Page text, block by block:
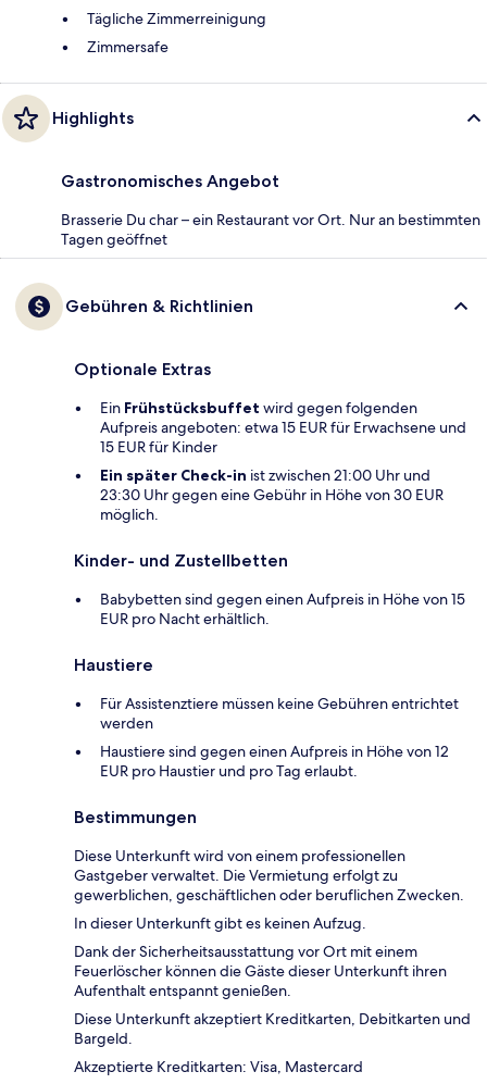
Tägliche Zimmerreinigung
Zimmersafe
Highlights
Gastronomisches Angebot
Brasserie Du char – ein Restaurant vor Ort. Nur an bestimmten
Tagen geöffnet
Gebühren & Richtlinien
Optionale Extras
Ein Frühstücksbuffet wird gegen folgenden
Aufpreis angeboten: etwa 15 EUR für Erwachsene und
15 EUR für Kinder
Ein später Check-in ist zwischen 21:00 Uhr und
23:30 Uhr gegen eine Gebühr in Höhe von 30 EUR
möglich.
Kinder- und Zustellbetten
Babybetten sind gegen einen Aufpreis in Höhe von 15
EUR pro Nacht erhältlich.
Haustiere
Für Assistenztiere müssen keine Gebühren entrichtet
werden
Haustiere sind gegen einen Aufpreis in Höhe von 12
EUR pro Haustier und pro Tag erlaubt.
Bestimmungen
Diese Unterkunft wird von einem professionellen
Gastgeber verwaltet. Die Vermietung erfolgt zu
gewerblichen, geschäftlichen oder beruflichen Zwecken.
In dieser Unterkunft gibt es keinen Aufzug.
Dank der Sicherheitsausstattung vor Ort mit einem
Feuerlöscher können die Gäste dieser Unterkunft ihren
Aufenthalt entspannt genießen.
Diese Unterkunft akzeptiert Kreditkarten, Debitkarten und
Bargeld.
Akzeptierte Kreditkarten: Visa, Mastercard